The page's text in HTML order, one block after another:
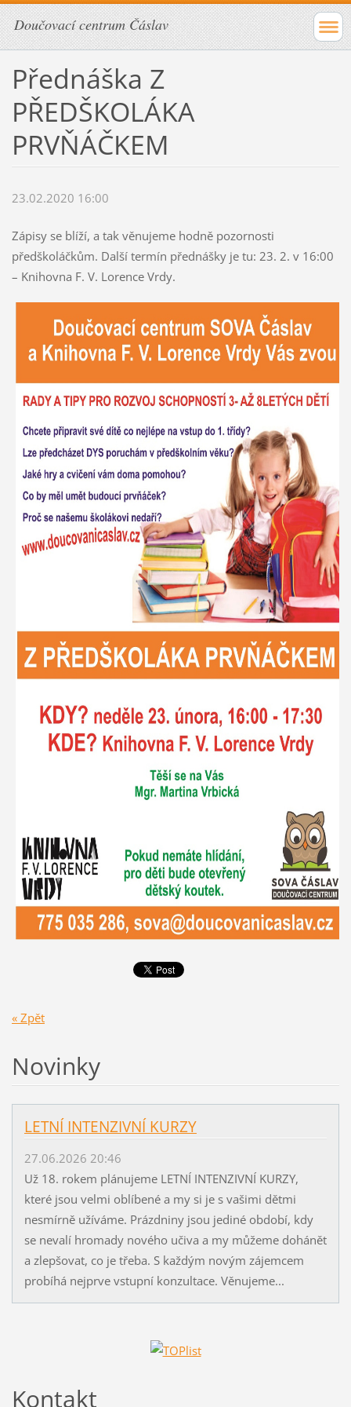
Doučovací centrum Čáslav
Přednáška Z
PŘEDŠKOLÁKA
PRVŇÁČKEM
23.02.2020 16:00
Zápisy se blíží, a tak věnujeme hodně pozornosti
předškoláčkům. Další termín přednášky je tu: 23. 2. v 16:00
– Knihovna F. V. Lorence Vrdy.
« Zpět
Novinky
LETNÍ INTENZIVNÍ KURZY
27.06.2026 20:46
Už 18. rokem plánujeme LETNÍ INTENZIVNÍ KURZY,
které jsou velmi oblíbené a my si je s vašimi dětmi
nesmírně užíváme. Prázdniny jsou jediné období, kdy
se nevalí hromady nového učiva a my můžeme dohánět
a zlepšovat, co je třeba. S každým novým zájemcem
probíhá nejprve vstupní konzultace. Věnujeme...
Kontakt